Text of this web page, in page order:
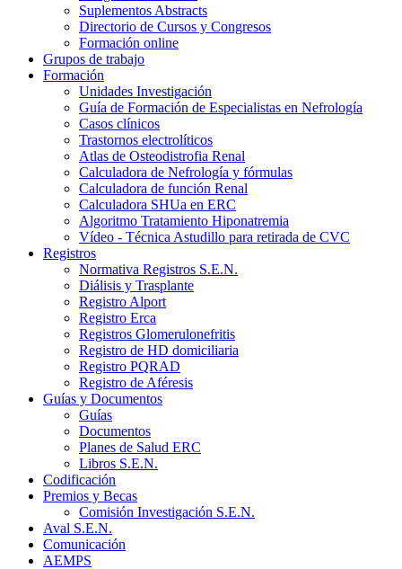
Suplementos Abstracts
Directorio de Cursos y Congresos
Formación online
Grupos de trabajo
Formación
Unidades Investigación
Guía de Formación de Especialistas en Nefrología
Casos clínicos
Trastornos electrolíticos
Atlas de Osteodistrofia Renal
Calculadora de Nefrología y fórmulas
Calculadora de función Renal
Calculadora SHUa en ERC
Algoritmo Tratamiento Hiponatremia
Vídeo - Técnica Astudillo para retirada de CVC
Registros
Normativa Registros S.E.N.
Diálisis y Trasplante
Registro Alport
Registro Erca
Registros Glomerulonefritis
Registro de HD domiciliaria
Registro PQRAD
Registro de Aféresis
Guías y Documentos
Guías
Documentos
Planes de Salud ERC
Libros S.E.N.
Codificación
Premios y Becas
Comisión Investigación S.E.N.
Aval S.E.N.
Comunicación
AEMPS